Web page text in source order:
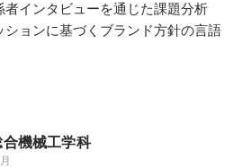
者インタビューを通じた課題分析
ションに基づくブランド方針の言語
機械工学科